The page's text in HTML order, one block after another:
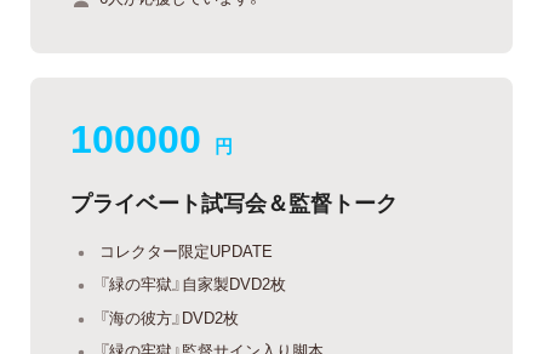
100000 円
プライベート試写会＆監督トーク
コレクター限定UPDATE
『緑の牢獄』自家製DVD2枚
『海の彼方』DVD2枚